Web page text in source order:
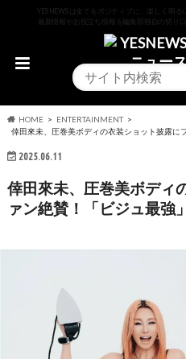
YESNEWSは全てをポジティブに、楽しく明
最新情報やお役立ち情報を編集部独自の切り
HOME
ENTERTAINMENT
倖田來未、圧巻美ボディの衣装ショット披露に
2025.06.11
倖田來未、圧巻美ボディ
ァン絶賛！「ビジュ最強